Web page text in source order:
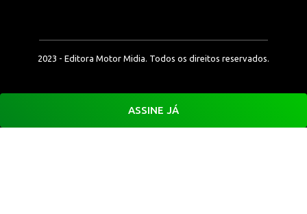
2023 - Editora Motor Midia. Todos os direitos reservados.
ASSINE JÁ